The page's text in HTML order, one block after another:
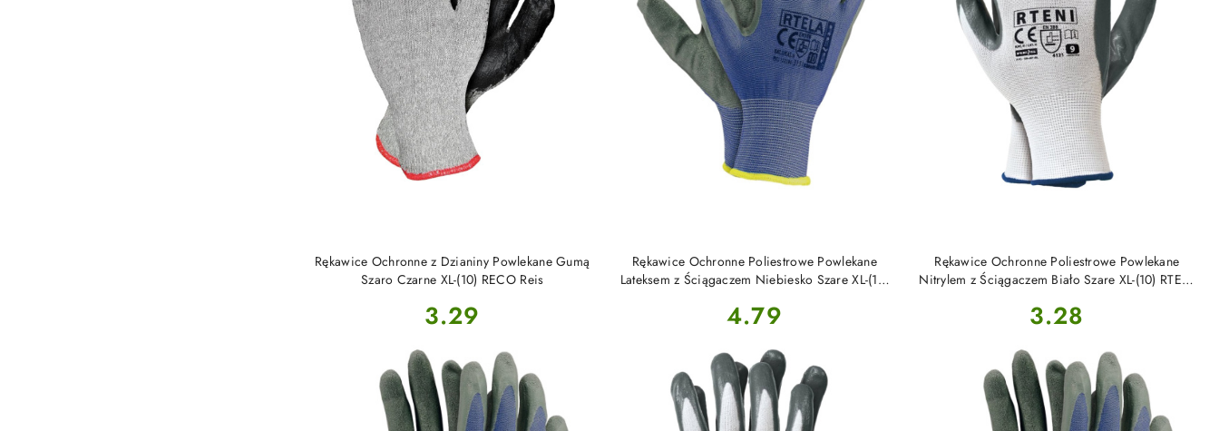
Rękawice Ochronne z Dzianiny Powlekane Gumą
Szaro Czarne XL-(10) RECO Reis
Cena:
3.29
DO KOSZYKA
Rękawice Ochronne Poliestrowe Powlekane
Lateksem z Ściągaczem Niebiesko Szare XL-(10)
Cena:
4.79
DO KOSZYKA
Rękawice Ochronne Poliestrowe Powlekane
Nitrylem z Ściągaczem Biało Szare XL-(10) RTENI
Cena:
3.28
DO KOSZYKA